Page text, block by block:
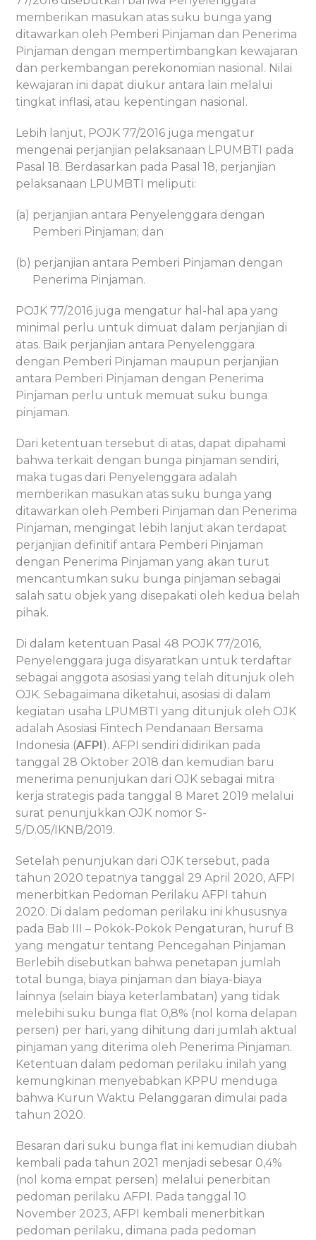
memberikan masukan atas suku bunga yang
ditawarkan oleh Pemberi Pinjaman dan Penerima
Pinjaman dengan mempertimbangkan kewajaran
dan perkembangan perekonomian nasional. Nilai
kewajaran ini dapat diukur antara lain melalui
tingkat inflasi, atau kepentingan nasional.
Lebih lanjut, POJK 77/2016 juga mengatur
mengenai perjanjian pelaksanaan LPUMBTI pada
Pasal 18. Berdasarkan pada Pasal 18, perjanjian
pelaksanaan LPUMBTI meliputi:
(a) perjanjian antara Penyelenggara dengan
Pemberi Pinjaman; dan
(b) perjanjian antara Pemberi Pinjaman dengan
Penerima Pinjaman.
POJK 77/2016 juga mengatur hal-hal apa yang
minimal perlu untuk dimuat dalam perjanjian di
atas. Baik perjanjian antara Penyelenggara
dengan Pemberi Pinjaman maupun perjanjian
antara Pemberi Pinjaman dengan Penerima
Pinjaman perlu untuk memuat suku bunga
pinjaman.
Dari ketentuan tersebut di atas, dapat dipahami
bahwa terkait dengan bunga pinjaman sendiri,
maka tugas dari Penyelenggara adalah
memberikan masukan atas suku bunga yang
ditawarkan oleh Pemberi Pinjaman dan Penerima
Pinjaman, mengingat lebih lanjut akan terdapat
perjanjian definitif antara Pemberi Pinjaman
dengan Penerima Pinjaman yang akan turut
mencantumkan suku bunga pinjaman sebagai
salah satu objek yang disepakati oleh kedua belah
pihak.
Di dalam ketentuan Pasal 48 POJK 77/2016,
Penyelenggara juga disyaratkan untuk terdaftar
sebagai anggota asosiasi yang telah ditunjuk oleh
OJK. Sebagaimana diketahui, asosiasi di dalam
kegiatan usaha LPUMBTI yang ditunjuk oleh OJK
adalah Asosiasi Fintech Pendanaan Bersama
Indonesia (AFPI). AFPI sendiri didirikan pada
tanggal 28 Oktober 2018 dan kemudian baru
menerima penunjukan dari OJK sebagai mitra
kerja strategis pada tanggal 8 Maret 2019 melalui
surat penunjukkan OJK nomor S-
5/D.05/IKNB/2019.
Setelah penunjukan dari OJK tersebut, pada
tahun 2020 tepatnya tanggal 29 April 2020, AFPI
menerbitkan Pedoman Perilaku AFPI tahun
2020. Di dalam pedoman perilaku ini khususnya
pada Bab III – Pokok-Pokok Pengaturan, huruf B
yang mengatur tentang Pencegahan Pinjaman
Berlebih disebutkan bahwa penetapan jumlah
total bunga, biaya pinjaman dan biaya-biaya
lainnya (selain biaya keterlambatan) yang tidak
melebihi suku bunga flat 0,8% (nol koma delapan
persen) per hari, yang dihitung dari jumlah aktual
pinjaman yang diterima oleh Penerima Pinjaman.
Ketentuan dalam pedoman perilaku inilah yang
kemungkinan menyebabkan KPPU menduga
bahwa Kurun Waktu Pelanggaran dimulai pada
tahun 2020.
Besaran dari suku bunga flat ini kemudian diubah
kembali pada tahun 2021 menjadi sebesar 0,4%
(nol koma empat persen) melalui penerbitan
pedoman perilaku AFPI. Pada tanggal 10
November 2023, AFPI kembali menerbitkan
pedoman perilaku, dimana pada pedoman